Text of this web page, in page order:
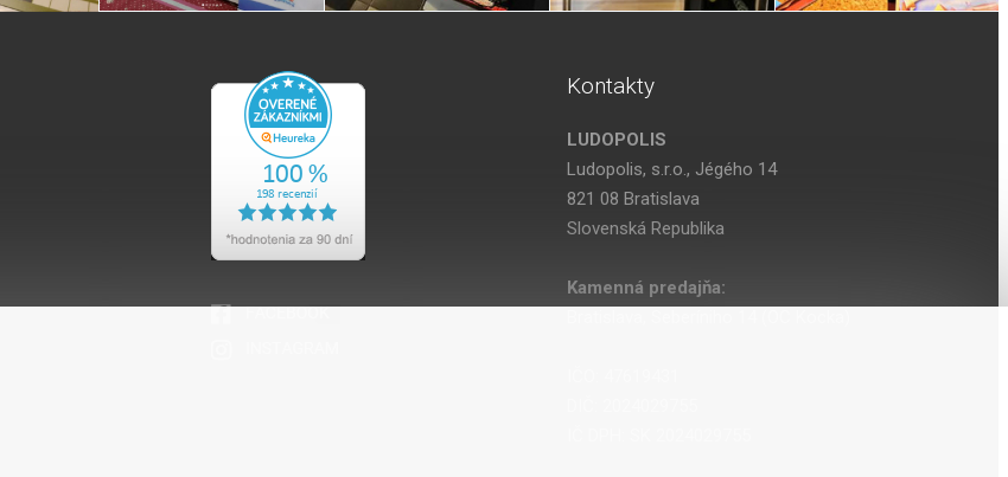
Kontakty
LUDOPOLIS
Ludopolis, s.r.o., Jégého 14
821 08 Bratislava
Slovenská Republika
Kamenná predajňa: